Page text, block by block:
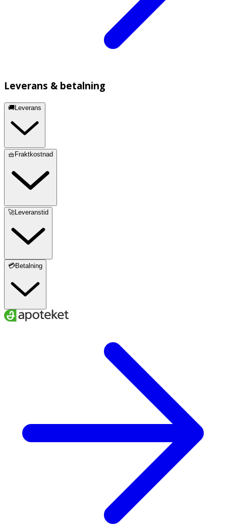
Leverans & betalning
🚚Leverans
🧺Fraktkostnad
🚀Leveranstid
💳Betalning